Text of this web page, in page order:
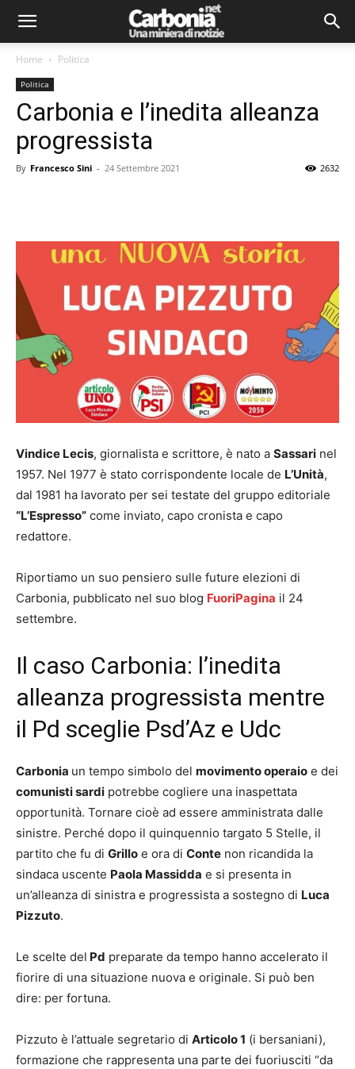
Home Politica
Politica
Carbonia e l’inedita alleanza
progressista
By Francesco Sini - 24 Settembre 2021 2632
Vindice Lecis, giornalista e scrittore, è nato a Sassari nel
1957. Nel 1977 è stato corrispondente locale de L’Unità,
dal 1981 ha lavorato per sei testate del gruppo editoriale
“L’Espresso” come inviato, capo cronista e capo
redattore.
Riportiamo un suo pensiero sulle future elezioni di
Carbonia, pubblicato nel suo blog FuoriPagina il 24
settembre.
Il caso Carbonia: l’inedita
alleanza progressista mentre
il Pd sceglie Psd’Az e Udc
Carbonia un tempo simbolo del movimento operaio e dei
comunisti sardi potrebbe cogliere una inaspettata
opportunità. Tornare cioè ad essere amministrata dalle
sinistre. Perché dopo il quinquennio targato 5 Stelle, il
partito che fu di Grillo e ora di Conte non ricandida la
sindaca uscente Paola Massidda e si presenta in
un’alleanza di sinistra e progressista a sostegno di Luca
Pizzuto.
Le scelte del Pd preparate da tempo hanno accelerato il
fiorire di una situazione nuova e originale. Si può ben
dire: per fortuna.
Pizzuto è l’attuale segretario di Articolo 1 (i bersaniani),
formazione che rappresenta una parte dei fuoriusciti “da